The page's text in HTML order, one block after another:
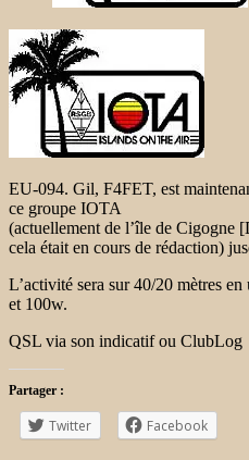
EU-094. Gil, F4FET, est
ce groupe IOTA
(actuellement de l’île de Cigogne
cela était en cours de rédaction)
L’activité sera sur 40/20 mètres
et 100w.
QSL via son indicatif ou ClubLog
Partager :
Twitter Facebook